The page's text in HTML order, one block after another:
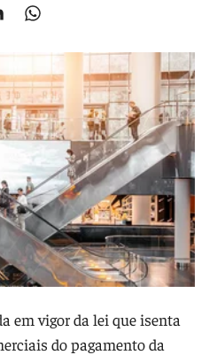
em vigor da lei que isenta
do pagamento da